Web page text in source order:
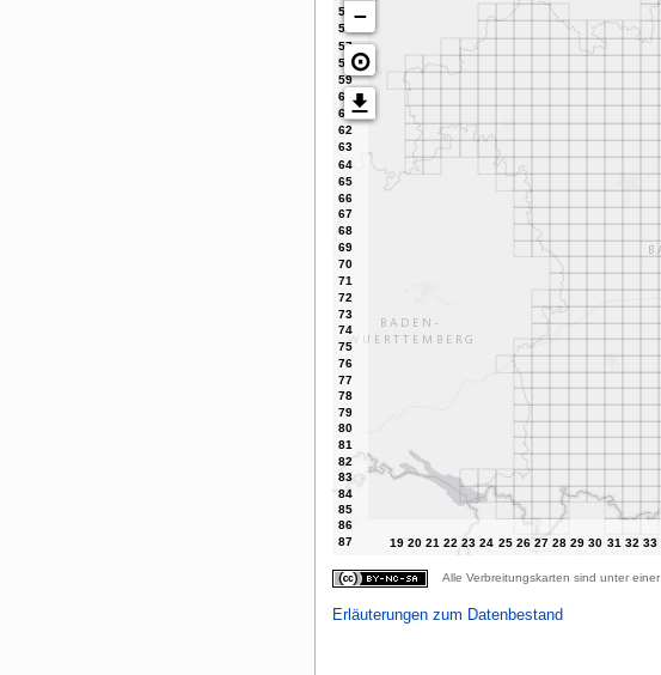
−
⊙
Alle Verbreitungskarten sind unter einer
Erläuterungen zum Datenbestand